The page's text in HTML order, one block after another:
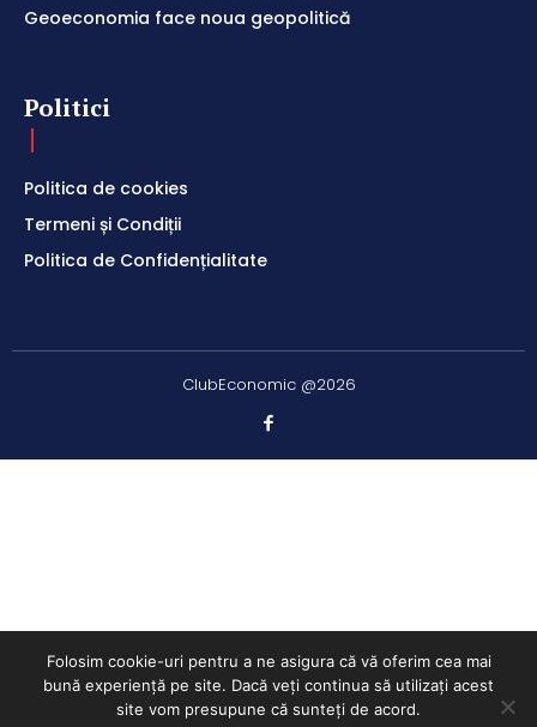
Geoeconomia face noua geopolitică
Politici
Politica de cookies
Termeni și Condiții
Politica de Confidențialitate
ClubEconomic @2026
Folosim cookie-uri pentru a ne asigura că vă oferim cea mai
bună experiență pe site. Dacă veți continua să utilizați acest
site vom presupune că sunteți de acord.